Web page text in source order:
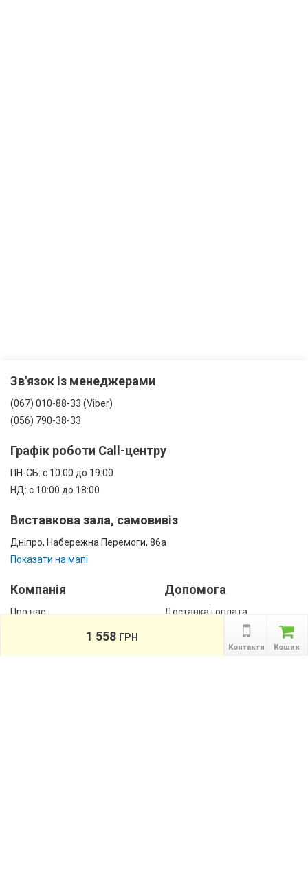
Зв'язок із менеджерами
(067) 010-88-33 (Viber)
(056) 790-38-33
Графік роботи Call-центру
ПН-СБ: с 10:00 до 19:00
НД: с 10:00 до 18:00
Виставкова зала, самовивіз
Дніпро, Набережна Перемоги, 86а
Показати на мапі
Компанія
Про нас
Допомога
Доставка і оплата
Кошик
Контакти
1 558 ГРН